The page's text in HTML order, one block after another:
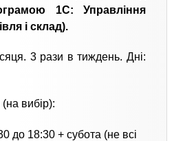
1С: Управління
і склад).
3 рази в тиждень. Дні:
вибір):
до 18:30 + субота (не всі